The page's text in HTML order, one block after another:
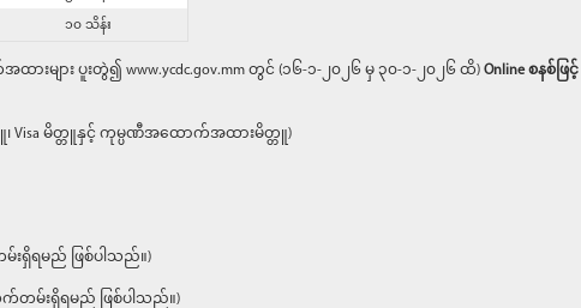
၁၀ သိန်း
ျား ပူးတွဲ၍ www.ycdc.gov.mm တွင် (၁၆-၁-၂၀၂၆ မှ ၃၀-၁-၂၀၂၆ ထိ)Online စနစ်ဖြင့်
တ္တူ၊ Visa မိတ္တူနှင့် ကုမ္ပဏီအထောက်အထားမိတ္တူ)
ရမည် ဖြစ်ပါသည်။)
းရှိရမည် ဖြစ်ပါသည်။)